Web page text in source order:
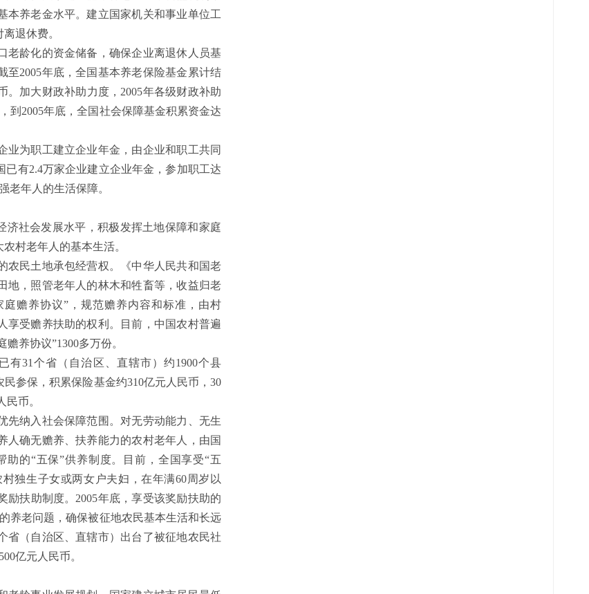
本养老金水平。建立国家机关和事业单位工
退休费。
龄化的资金储备，确保企业离退休人员基
2005年底，全国基本养老保险基金累计结
。加大财政补助力度，2005年各级财政补助
到2005年底，全国社会保障基金积累资金达
为职工建立企业年金，由企业和职工共同
有2.4万家企业建立企业年金，参加职工达
老年人的生活保障。
社会发展水平，积极发挥土地保障和家庭
村老年人的基本生活。
民土地承包经营权。《中华人民共和国老
地，照管老年人的林木和牲畜等，收益归老
赡养协议”，规范赡养内容和标准，由村
享受赡养扶助的权利。目前，中国农村普遍
养协议”1300多万份。
31个省（自治区、直辖市）约1900个县
参保，积累保险基金约310亿元人民币，30
币。
纳入社会保障范围。对无劳动能力、无生
确无赡养、扶养能力的农村老年人，由国
的“五保”供养制度。目前，全国享受“五
独生子女或两女户夫妇，在年满60周岁以
扶助制度。2005年底，享受该奖励扶助的
养老问题，确保被征地农民基本生活和长远
省（自治区、直辖市）出台了被征地农民社
亿元人民币。